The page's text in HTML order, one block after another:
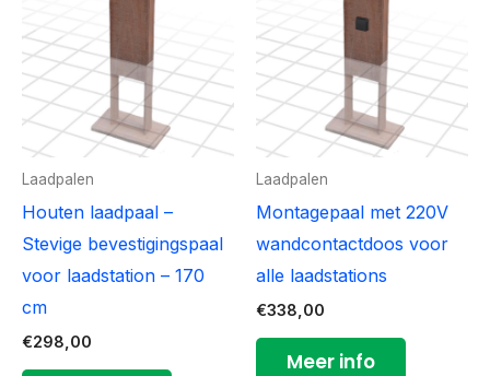
Laadpalen
Houten laadpaal –
Stevige bevestigingspaal
voor laadstation – 170
cm
€298,00
Laadpalen
Montagepaal met 220V
wandcontactdoos voor
alle laadstations
€338,00
Meer info